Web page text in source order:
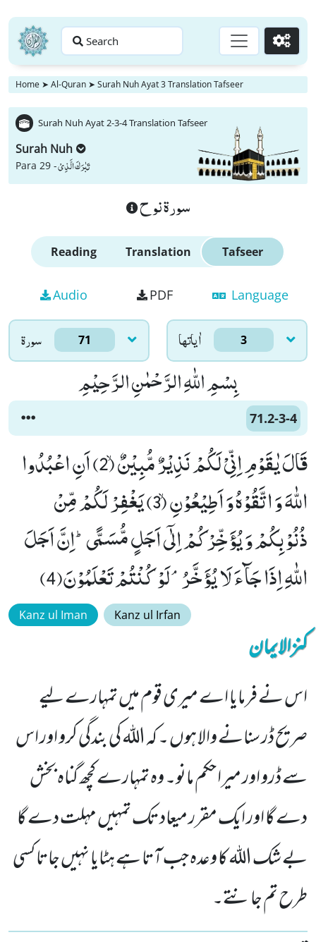
Search Go
Home ➤ Al-Quran ➤ Surah Nuh Ayat 3 Translation Tafseer
Surah Nuh Ayat 2-3-4 Translation Tafseer
Surah Nuh
Para 29 -تَبٰرَكَ الَّذِیْ
سورة نوح
Reading Translation Tafseer
Audio PDF Language
سورۃ 71 اٰياتها 3
بِسْمِ اللّٰهِ الرَّحْمٰنِ الرَّحِیْمِ
71.2-3-4
قَالَ یٰقَوْمِ اِنِّیْ لَكُمْ نَذِیْرٌ مُّبِیْنٌۙ (2) اَنِ اعْبُدُوا
اللّٰهَ وَ اتَّقُوْهُ وَ اَطِیْعُوْنِۙ (3) یَغْفِرْ لَكُمْ مِّنْ
ذُنُوْبِكُمْ وَ یُؤَخِّرْكُمْ اِلٰۤى اَجَلٍ مُّسَمًّىؕ-اِنَّ اَجَلَ
اللّٰهِ اِذَا جَآءَ لَا یُؤَخَّرُۘ-لَوْ كُنْتُمْ تَعْلَمُوْنَ(4)
Kanz ul Iman Kanz ul Irfan
کنزالایمان
اس نے فرمایا اے میری قوم میں تمہارے لیے
صریح ڈر سنانے والا ہوں ۔ کہ اللہ کی بندگی کرو اور اس
سے ڈرو اور میرا حکم مانو۔ وہ تمہارے کچھ گناہ بخش
دے گا اور ایک مقرر میعاد تک تمہیں مہلت دے گا
بے شک اللہ کا وعدہ جب آتا ہے ہٹایا نہیں جاتا کسی
طرح تم جانتے۔